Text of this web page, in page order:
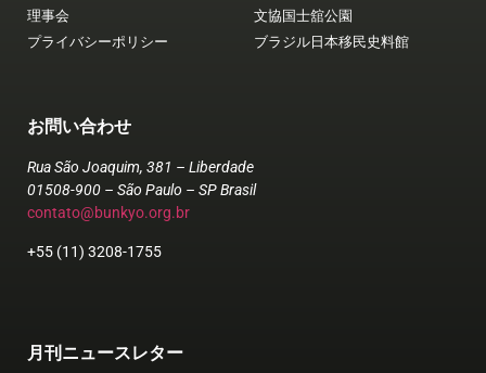
理事会
プライバシーポリシー
文協国士舘公園
ブラジル日本移民史料館
お問い合わせ
Rua São Joaquim, 381 – Liberdade
01508-900 – São Paulo – SP Brasil
contato@bunkyo.org.br
+55 (11) 3208-1755
月刊ニュースレター